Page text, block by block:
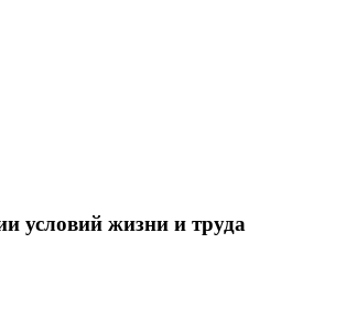
условий жизни и труда